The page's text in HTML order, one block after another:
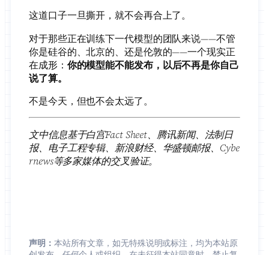
这道口子一旦撕开，就不会再合上了。
对于那些正在训练下一代模型的团队来说——不管
你是硅谷的、北京的、还是伦敦的——一个现实正
在成形： 你的模型能不能发布，以后不再是你自己
说了算。
不是今天，但也不会太远了。
文中信息基于白宫Fact Sheet、腾讯新闻、法制日
报、电子工程专辑、新浪财经、华盛顿邮报、Cybe
rnews等多家媒体的交叉验证。
声明： 本站所有文章，如无特殊说明或标注，均为本站原